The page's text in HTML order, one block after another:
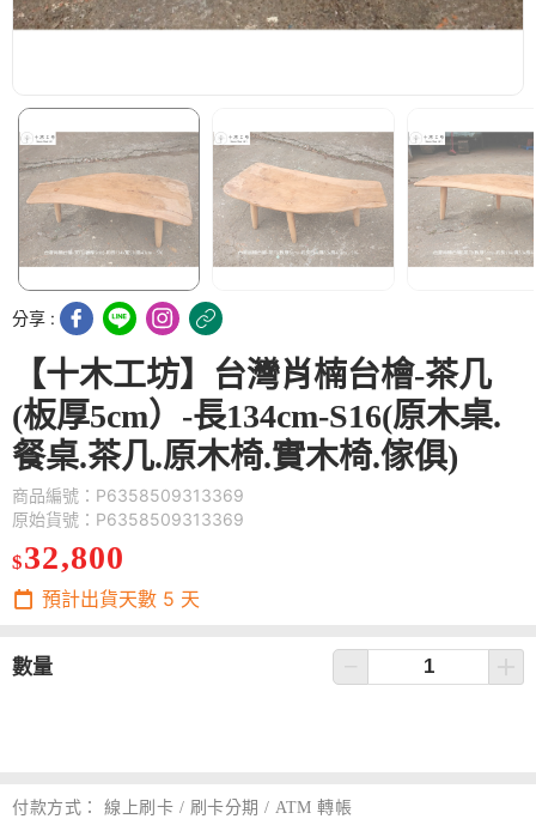
分享 :
【十木工坊】台灣肖楠台檜-茶几
(板厚5cm）-長134cm-S16(原木桌.
餐桌.茶几.原木椅.實木椅.傢俱)
商品編號：P6358509313369
原始貨號：P6358509313369
$32,800
預計出貨天數 5 天
數量
付款方式：
線上刷卡 / 刷卡分期 / ATM 轉帳